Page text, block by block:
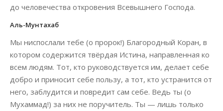
до человечества откровения Всевышнего Господа.
Аль-Мунтахаб
Мы ниспослали тебе (о пророк!) Благородный Коран, в
котором содержится твёрдая Истина, направленная ко
всем людям. Тот, кто руководствуется им, делает себе
добро и приносит себе пользу, а тот, кто устранится от
него, заблудится и повредит сам себе. Ведь ты (о
Мухаммад!) за них не поручитель. Ты — лишь только